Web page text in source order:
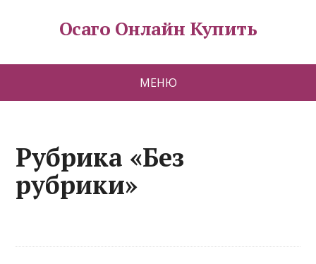
Осаго Онлайн Купить
МЕНЮ
Рубрика «Без
рубрики»